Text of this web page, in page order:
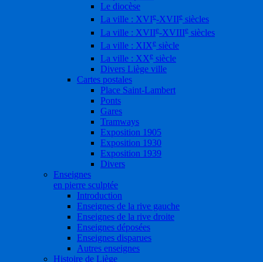
Le diocèse
La ville : XVIe-XVIIe siècles
La ville : XVIIe-XVIIIe siècles
La ville : XIXe siècle
La ville : XXe siècle
Divers Liège ville
Cartes postales
Place Saint-Lambert
Ponts
Gares
Tramways
Exposition 1905
Exposition 1930
Exposition 1939
Divers
Enseignes
en pierre sculptée
Introduction
Enseignes de la rive gauche
Enseignes de la rive droite
Enseignes déposées
Enseignes disparues
Autres enseignes
Histoire de Liège